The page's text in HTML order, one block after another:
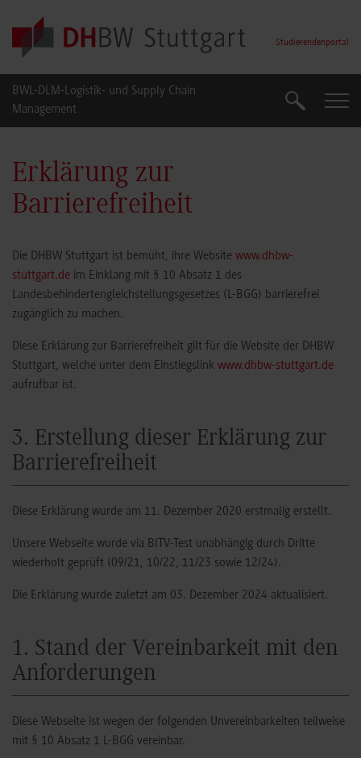
Skip to main content
Studierendenportal
BWL-DLM-Logistik- und Supply Chain
Management
Suche Suche
Erklärung zur
Barrierefreiheit
Die DHBW Stuttgart ist bemüht, ihre Website www.dhbw-
stuttgart.de im Einklang mit § 10 Absatz 1 des
Landesbehindertengleichstellungsgesetzes (L-BGG) barrierefrei
zugänglich zu machen.
Diese Erklärung zur Barrierefreiheit gilt für die Website der DHBW
Stuttgart, welche unter dem Einstiegslink www.dhbw-stuttgart.de
aufrufbar ist.
3. Erstellung dieser Erklärung zur
Barrierefreiheit
Diese Erklärung wurde am 11. Dezember 2020 erstmalig erstellt.
Unsere Webseite wurde via BITV-Test unabhängig durch Dritte
wiederholt geprüft (09/21, 10/22, 11/23 sowie 12/24).
Die Erklärung wurde zuletzt am 03. Dezember 2024 aktualisiert.
1. Stand der Vereinbarkeit mit den
Anforderungen
Diese Webseite ist wegen der folgenden Unvereinbarkeiten teilweise
mit § 10 Absatz 1 L-BGG vereinbar.